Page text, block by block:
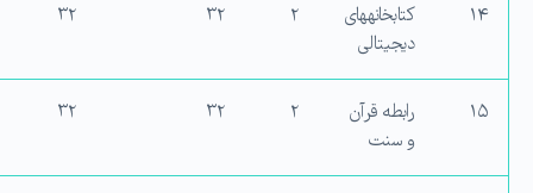
۱۴
کتابخانه‏های
دیجیتالی
۲ ۳۲ ۳۲
۱۵
رابطه قرآن
و سنت
۲ ۳۲ ۳۲